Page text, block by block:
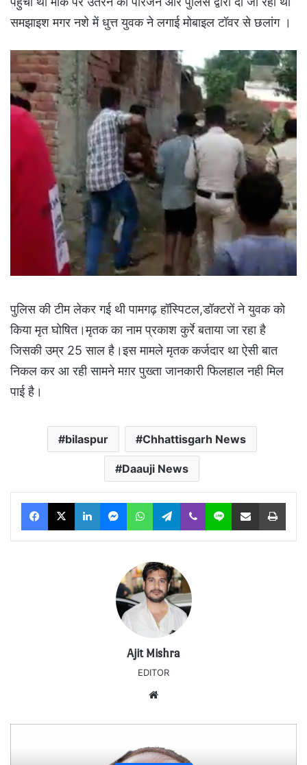
समझाइश मगर नशे में धुत्त युवक ने लगाई मोबाइल टॉवर से छलांग ।
पुलिस की टीम लेकर गई थी पामगढ़ हॉस्पिटल,डॉक्टरों ने युवक को
किया मृत घोषित।मृतक का नाम प्रकाश कुर्रे बताया जा रहा है
जिसकी उम्र 25 साल है।इस मामले मृतक कर्जदार था ऐसी बात
निकल कर आ रही सामने मग़र पुख्ता जानकारी फिलहाल नही मिल
पाई है।
bilaspur Chhattisgarh News
Daauji News
Facebook
X LinkedInMessengerWhatsAppTelegram
Viber Line Share via Email Print
Ajit Mishra
EDITOR